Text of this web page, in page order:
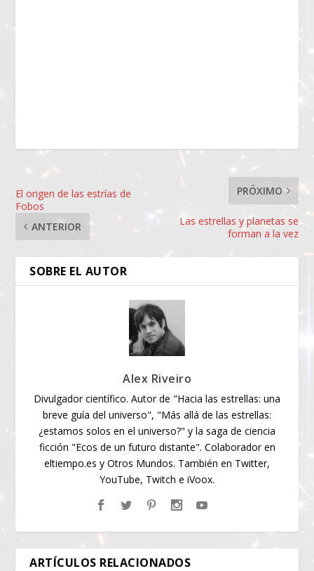
El origen de las estrías de
Fobos
ANTERIOR
PRÓXIMO
Las estrellas y planetas se
forman a la vez
SOBRE EL AUTOR
Alex Riveiro
Divulgador científico. Autor de "Hacia las estrellas: una
breve guía del universo", "Más allá de las estrellas:
¿estamos solos en el universo?" y la saga de ciencia
ficción "Ecos de un futuro distante". Colaborador en
eltiempo.es y Otros Mundos. También en Twitter,
YouTube, Twitch e iVoox.
ARTÍCULOS RELACIONADOS